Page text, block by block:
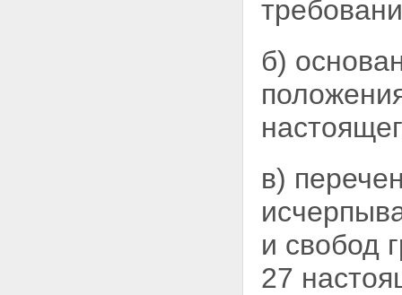
б)
в)
и свобод
27